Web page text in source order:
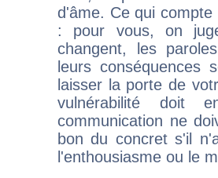
d'âme. Ce qui
: pour vous, on
changent, les
leurs conséquences
laisser la porte de
vulnérabilité doit
communication ne
bon du concret s'il
l'enthousiasme ou le